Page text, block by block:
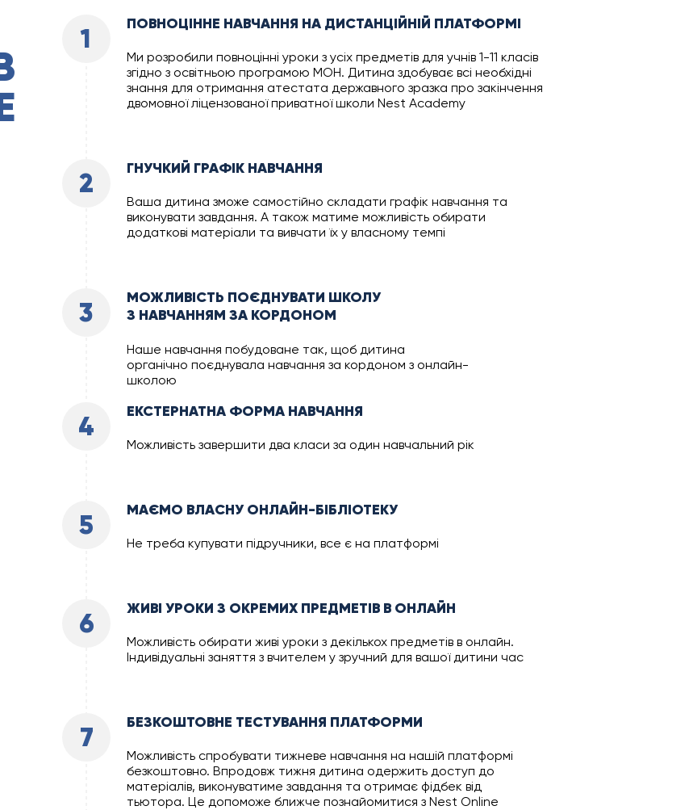
ПОВНОЦІННЕ НАВЧАННЯ НА ДИСТАНЦІЙНІЙ ПЛАТФОРМІ
Ми розробили повноцінні уроки з усіх предметів для учнів 1-11 класів
згідно з освітньою програмою МОН. Дитина здобуває всі необхідні
знання для отримання атестата державного зразка про закінчення
двомовної ліцензованої приватної школи Nest Academy
1
ЖИВІ УРОКИ З ОКРЕМИХ ПРЕДМЕТІВ В ОНЛАЙН
Можливість обирати живі уроки з декількох предметів в онлайн.
Індивідуальні заняття з вчителем у зручний для вашої дитини час
6
БЕЗКОШТОВНЕ ТЕСТУВАННЯ ПЛАТФОРМИ
Можливість спробувати тижневе навчання на нашій платформі
безкоштовно. Впродовж тижня дитина одержить доступ до
матеріалів, виконуватиме завдання та отримає фідбек від
тьютора. Це допоможе ближче познайомитися з Nest Online
7
МАЄМО ВЛАСНУ ОНЛАЙН-БІБЛІОТЕКУ
Не треба купувати підручники, все є на платформі
5
ГНУЧКИЙ ГРАФІК НАВЧАННЯ
Ваша дитина зможе самостійно складати графік навчання та
виконувати завдання. А також матиме можливість обирати
додаткові матеріали та вивчати їх у власному темпі
2
МОЖЛИВІСТЬ ПОЄДНУВАТИ ШКОЛУ
З НАВЧАННЯМ ЗА КОРДОНОМ
Наше навчання побудоване так, щоб дитина
органічно поєднувала навчання за кордоном з онлайн-
школою
3
ЕКСТЕРНАТНА ФОРМА НАВЧАННЯ
Можливість завершити два класи за один навчальний рік
4